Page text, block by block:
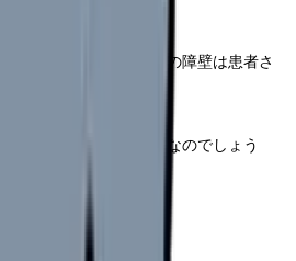
す。
ベントにおいて、言葉の障壁は患者さ
なります。
の程度の英語力が必要なのでしょう